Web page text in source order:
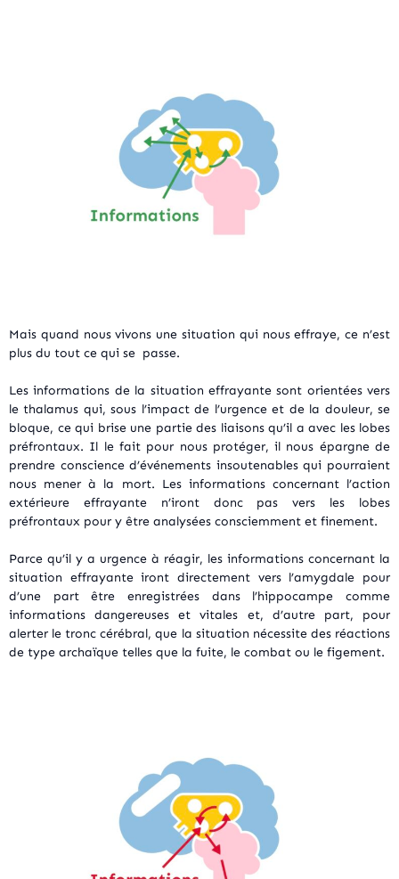
Mais quand nous vivons une situation qui nous effraye, ce n’est
plus du tout ce qui se passe.
Les informations de la situation effrayante sont orientées vers
le thalamus qui, sous l’impact de l’urgence et de la douleur, se
bloque, ce qui brise une partie des liaisons qu’il a avec les lobes
préfrontaux. Il le fait pour nous protéger, il nous épargne de
prendre conscience d’événements insoutenables qui pourraient
nous mener à la mort. Les informations concernant l’action
extérieure effrayante n’iront donc pas vers les lobes
préfrontaux pour y être analysées consciemment et finement.
Parce qu’il y a urgence à réagir, les informations concernant la
situation effrayante iront directement vers l’amygdale pour
d’une part être enregistrées dans l’hippocampe comme
informations dangereuses et vitales et, d’autre part, pour
alerter le tronc cérébral, que la situation nécessite des réactions
de type archaïque telles que la fuite, le combat ou le figement.